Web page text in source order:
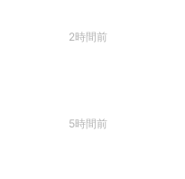
2時間前
5時間前